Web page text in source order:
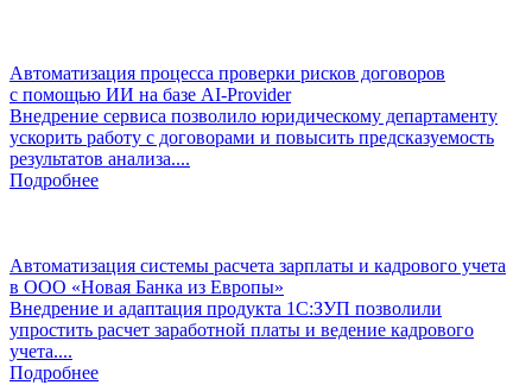
Автоматизация процесса проверки рисков договоров
с помощью ИИ на базе AI-Provider
Внедрение сервиса позволило юридическому департаменту
ускорить работу с договорами и повысить предсказуемость
результатов анализа....
Подробнее
Автоматизация системы расчета зарплаты и кадрового учета
в ООО «Новая Банка из Европы»
Внедрение и адаптация продукта 1С:ЗУП позволили
упростить расчет заработной платы и ведение кадрового
учета....
Подробнее